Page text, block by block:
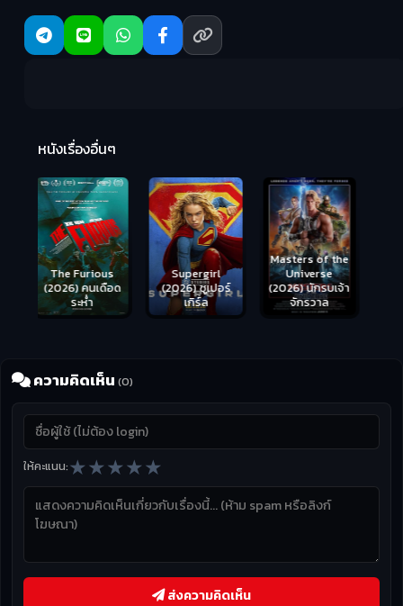
หนังเรื่องอื่นๆ
Supergirl
(2026) ซูเปอร์
เกิร์ล
Masters of the
Universe
(2026) นักรบเจ้า
จักรวาล
ความคิดเห็น (0)
ให้คะแนน:★★★★★
ส่งความคิดเห็น